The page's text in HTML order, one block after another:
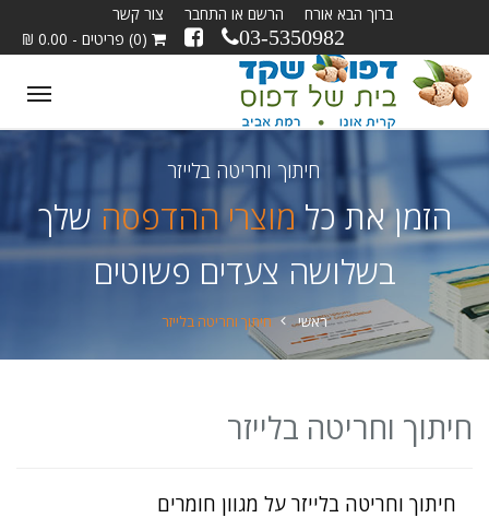
ברוך הבא אורח הרשם או התחבר צור קשר
03-5350982 (0) פריטים - 0.00 ₪
חיתוך וחריטה בלייזר
הזמן את כלמוצרי ההדפסה שלך
בשלושה צעדים פשוטים
ראשי חיתוך וחריטה בלייזר
חיתוך וחריטה בלייזר
חיתוך וחריטה בלייזר על מגוון חומרים